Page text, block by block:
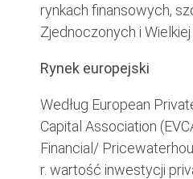
rynkach finansowych,
Zjednoczonych i Wielkiej
Rynek europejski
Według European
Capital Association
Financial/
r. wartość inwestycji